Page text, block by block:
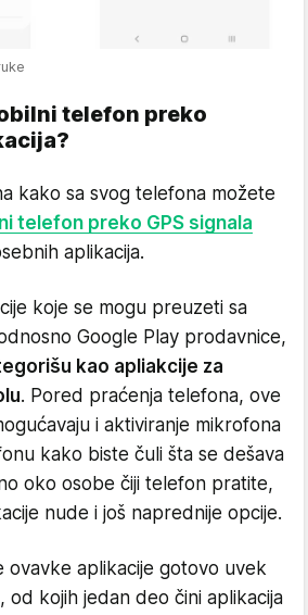
telefon preko
kako sa svog telefona možete
telefon preko GPS signala
aplikacija.
koje se mogu preuzeti sa
Google Play prodavnice,
kao apliakcije za
. Pored praćenja telefona, ove
i aktiviranje mikrofona
kako biste čuli šta se dešava
oko osobe čiji telefon pratite,
nude i još naprednije opcije.
ovavke aplikacije gotovo uvek
od kojih jedan deo čini aplikacija